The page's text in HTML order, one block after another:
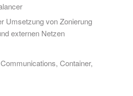
Umsetzung von Zonierung
externen Netzen
Container,